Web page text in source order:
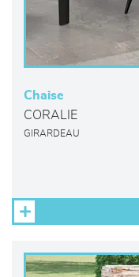
Chaise
CORALIE
GIRARDEAU